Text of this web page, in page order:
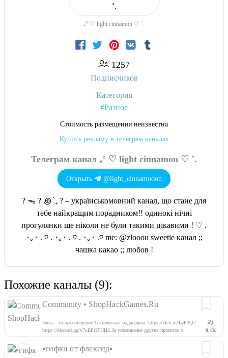
₊° ♡ light cinnamon ♡ ˚.
Телеграм канал ₊° ♡ light cinnamon ♡ ˚.
Открыть @light_cinnamooon
? ᯓ ? ꩜ ࣪ ₊ ? – українськомовний канал, що стане для
тебе найкращим порадником!! одинокі нічні
прогулянки ще ніколи не були такими цікавими ! ♡ .
･｡･ . ♡ . ･｡･ . ♡ . ･｡･ .♡ me: @zlooou sweetie канал ;;
чашка какао ;; любов !
1257
Подписчиков
Категория
#Разное
Cтоимость размещения неизвестна
Купить рекламу в телеграм каналах
Похожие каналы (9):
Community • ShopHackGames.Ru
Здесь - только общение Техническая поддержка: https://clck.ru/JwF3Q /
https://discord.gg/v7uEPGTHH2 За упоминание других проектов в
https://clck.ru/SCJHe
0.1K
▪︎гифки от флексид▪︎